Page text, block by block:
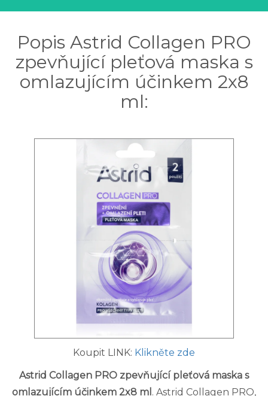
Popis Astrid Collagen PRO
zpevňující pleťová maska s
omlazujícím účinkem 2x8
ml:
Koupit LINK: Klikněte zde
Astrid Collagen PRO zpevňující pleťová maska s
omlazujícím účinkem 2x8 ml . Astrid Collagen PRO,